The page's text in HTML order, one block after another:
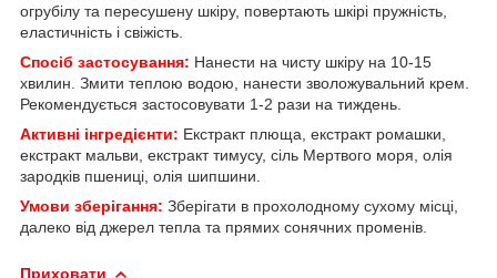
огрубілу та пересушену шкіру, повертають шкірі пружність,
еластичність і свіжість.
Спосіб застосування: Нанести на чисту шкіру на 10-15
хвилин. Змити теплою водою, нанести зволожувальний крем.
Рекомендується застосовувати 1-2 рази на тиждень.
Активні інгредієнти: Екстракт плюща, екстракт ромашки,
екстракт мальви, екстракт тимусу, сіль Мертвого моря, олія
зародків пшениці, олія шипшини.
Умови зберігання: Зберігати в прохолодному сухому місці,
далеко від джерел тепла та прямих сонячних променів.
Приховати